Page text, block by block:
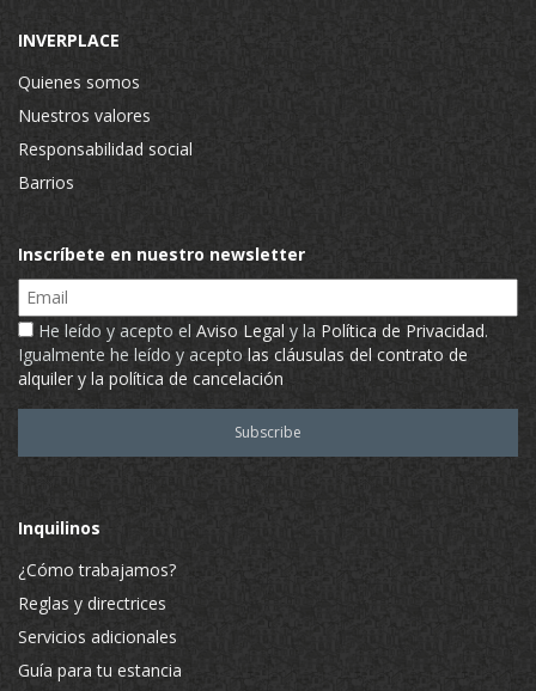
INVERPLACE
Quienes somos
Nuestros valores
Responsabilidad social
Barrios
Inscríbete en nuestro newsletter
Email
He leído y acepto el Aviso Legal y la Política de Privacidad.
Igualmente he leído y acepto las cláusulas del contrato de
alquiler y la política de cancelación
Inquilinos
¿Cómo trabajamos?
Reglas y directrices
Servicios adicionales
Guía para tu estancia